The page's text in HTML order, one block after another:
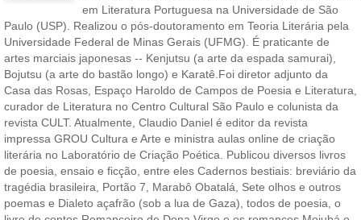
em Literatura Portuguesa na Universidade de São
Paulo (USP). Realizou o pós-doutoramento em Teoria Literária pela
Universidade Federal de Minas Gerais (UFMG). É praticante de
artes marciais japonesas -- Kenjutsu (a arte da espada samurai),
Bojutsu (a arte do bastão longo) e Karatê.Foi diretor adjunto da
Casa das Rosas, Espaço Haroldo de Campos de Poesia e Literatura,
curador de Literatura no Centro Cultural São Paulo e colunista da
revista CULT. Atualmente, Claudio Daniel é editor da revista
impressa GROU Cultura e Arte e ministra aulas online de criação
literária no Laboratório de Criação Poética. Publicou diversos livros
de poesia, ensaio e ficção, entre eles Cadernos bestiais: breviário da
tragédia brasileira, Portão 7, Marabô Obatalá, Sete olhos e outros
poemas e Dialeto açafrão (sob a lua de Gaza), todos de poesia, o